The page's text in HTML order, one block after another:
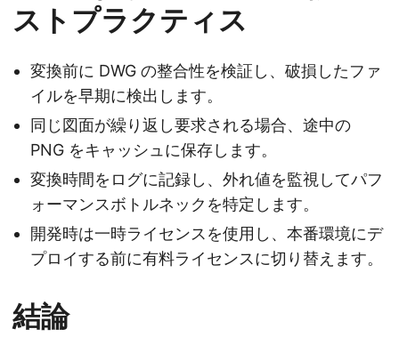
ストプラクティス
変換前に DWG の整合性を検証し、破損したファ
イルを早期に検出します。
同じ図面が繰り返し要求される場合、途中の
PNG をキャッシュに保存します。
変換時間をログに記録し、外れ値を監視してパフ
ォーマンスボトルネックを特定します。
開発時は一時ライセンスを使用し、本番環境にデ
プロイする前に有料ライセンスに切り替えます。
結論